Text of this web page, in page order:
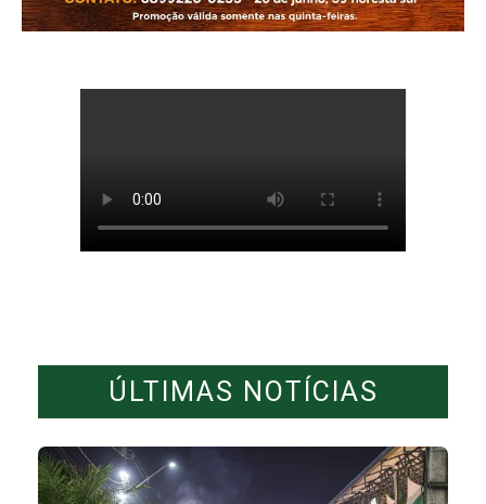
ÚLTIMAS NOTÍCIAS